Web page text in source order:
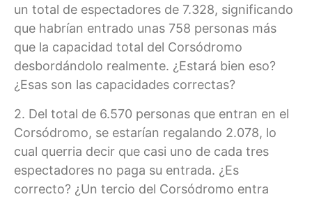
un total de espectadores de 7.328, significando
que habrían entrado unas 758 personas más
que la capacidad total del Corsódromo
desbordándolo realmente. ¿Estará bien eso?
¿Esas son las capacidades correctas?
2. Del total de 6.570 personas que entran en el
Corsódromo, se estarían regalando 2.078, lo
cual querria decir que casi uno de cada tres
espectadores no paga su entrada. ¿Es
correcto? ¿Un tercio del Corsódromo entra